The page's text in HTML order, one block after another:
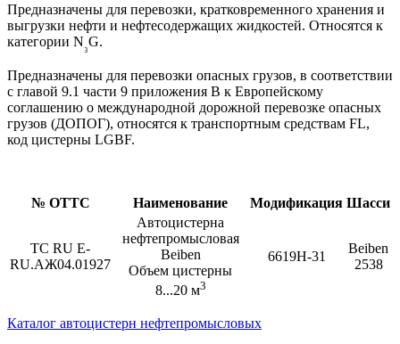
Предназначены для перевозки, кратковременного хранения и
выгрузки нефти и нефтесодержащих жидкостей. Относятся к
категории N₃G.
Предназначены для перевозки опасных грузов, в соответствии
с главой 9.1 части 9 приложения B к Европейскому
соглашению о международной дорожной перевозке опасных
грузов (ДОПОГ), относятся к транспортным средствам FL,
код цистерны LGBF.
№ ОТТС Наименование Модификация Шасси
ТС RU Е-
RU.АЖ04.01927
Автоцистерна
нефтепромысловая
Beiben
Объем цистерны
8...20 м3
6619H-31
Beiben
2538
Каталог автоцистерн нефтепромысловых